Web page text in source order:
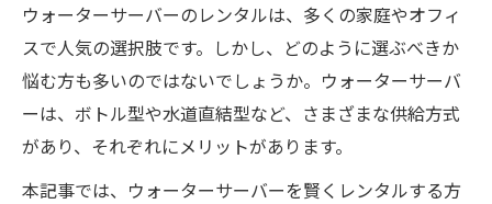
ウォーターサーバーのレンタルは、多くの家庭やオフィ
スで人気の選択肢です。しかし、どのように選ぶべきか
悩む方も多いのではないでしょうか。ウォーターサーバ
ーは、ボトル型や水道直結型など、さまざまな供給方式
があり、それぞれにメリットがあります。
本記事では、ウォーターサーバーを賢くレンタルする方